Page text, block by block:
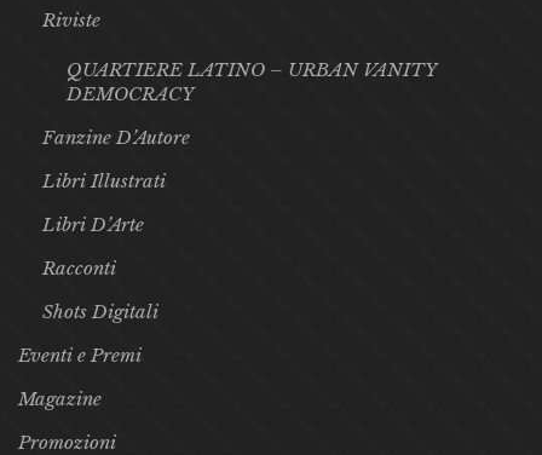
Riviste
QUARTIERE LATINO – URBAN VANITY
DEMOCRACY
Fanzine D’Autore
Libri Illustrati
Libri D’Arte
Racconti
Shots Digitali
Eventi e Premi
Magazine
Promozioni